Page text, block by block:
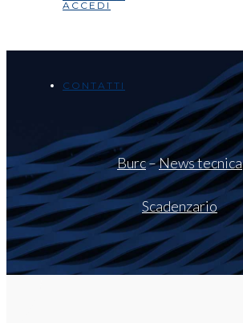
ACCEDI
CONTATTI
Burc–News tecnica
Scadenzario